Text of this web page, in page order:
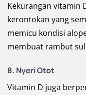
Kekurangan vitamin
kerontokan yang
memicu kondisi
membuat rambut
8. Nyeri Otot
Vitamin D juga